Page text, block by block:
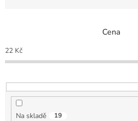
p
r
o
u
Cena
22 Kč
Na skladě 19